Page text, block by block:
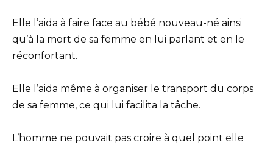
Elle l’aida à faire face au bébé nouveau-né ainsi
qu’à la mort de sa femme en lui parlant et en le
réconfortant.
Elle l’aida même à organiser le transport du corps
de sa femme, ce qui lui facilita la tâche.
L’homme ne pouvait pas croire à quel point elle